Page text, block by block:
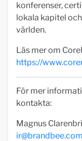
konferenser,
lokala kapitel
världen.
Läs mer om
https://
För mer
kontakta:
Magnus
ir@brandbee.com